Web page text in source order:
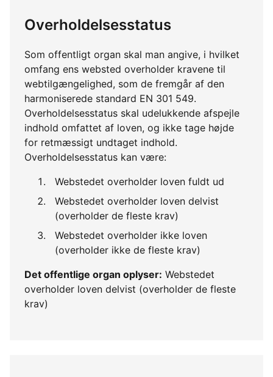
Overholdelsesstatus
Som offentligt organ skal man angive, i hvilket
omfang ens websted overholder kravene til
webtilgængelighed, som de fremgår af den
harmoniserede standard EN 301 549.
Overholdelsesstatus skal udelukkende afspejle
indhold omfattet af loven, og ikke tage højde
for retmæssigt undtaget indhold.
Overholdelsesstatus kan være:
Webstedet overholder loven fuldt ud
Webstedet overholder loven delvist
(overholder de fleste krav)
Webstedet overholder ikke loven
(overholder ikke de fleste krav)
Det offentlige organ oplyser: Webstedet
overholder loven delvist (overholder de fleste
krav)